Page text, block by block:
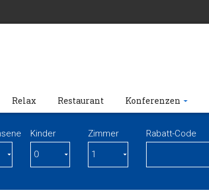
Relax Restaurant Konferenzen
Kinder Zimmer Rabatt-Code